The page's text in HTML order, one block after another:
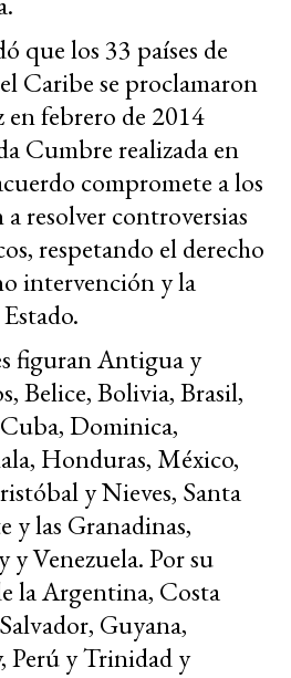
que los 33 países de
Caribe se proclamaron
en febrero de 2014
Cumbre realizada en
compromete a los
a resolver controversias
respetando el derecho
intervención y la
figuran Antigua y
Belice, Bolivia, Brasil,
Dominica,
Honduras, México,
y Nieves, Santa
y las Granadinas,
Venezuela. Por su
la Argentina, Costa
Guyana,
Perú y Trinidad y